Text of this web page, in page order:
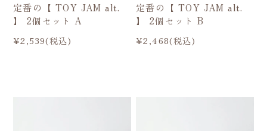
定番の【 TOY JAM alt.
】 2個セット A
¥2,539(税込)
定番の【 TOY JAM alt.
】 2個セット B
¥2,468(税込)